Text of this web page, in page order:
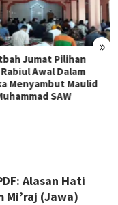
»
Jumat Pilihan
Awal Dalam
Menyambut Maulid
SAW
Alasan Hati
Mi’raj (Jawa)